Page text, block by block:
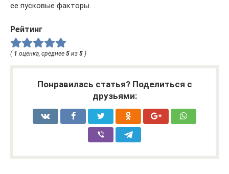
ее пусковые факторы.
Рейтинг
( 1 оценка, среднее 5 из 5 )
Понравилась статья? Поделиться с
друзьями: